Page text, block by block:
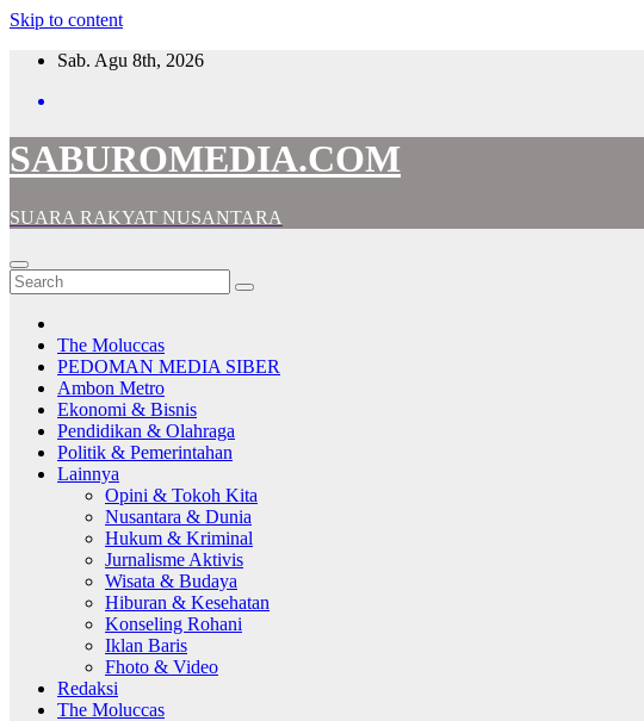
Skip to content
Sab. Agu 8th, 2026
SABUROMEDIA.COM
SUARA RAKYAT NUSANTARA
The Moluccas
PEDOMAN MEDIA SIBER
Ambon Metro
Ekonomi & Bisnis
Pendidikan & Olahraga
Politik & Pemerintahan
Lainnya
Opini & Tokoh Kita
Nusantara & Dunia
Hukum & Kriminal
Jurnalisme Aktivis
Wisata & Budaya
Hiburan & Kesehatan
Konseling Rohani
Iklan Baris
Fhoto & Video
Redaksi
The Moluccas